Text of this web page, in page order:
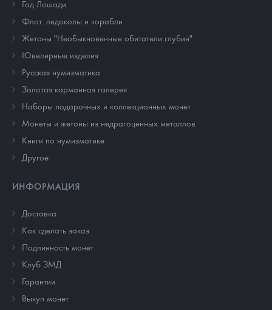
Год Лошади
Флот: ледоколы и корабли
Жетоны "Необыкновенные обитатели глубин"
Ювелирные изделия
Русская нумизматика
Золотая карманная галерея
Наборы подарочных и коллекционных монет
Монеты и жетоны из недрагоценных металлов
Книги по нумизматике
Другое
ИНФОРМАЦИЯ
Доставка
Как сделать заказ
Подлинность монет
Клуб ЗМД
Гарантии
Выкуп монет